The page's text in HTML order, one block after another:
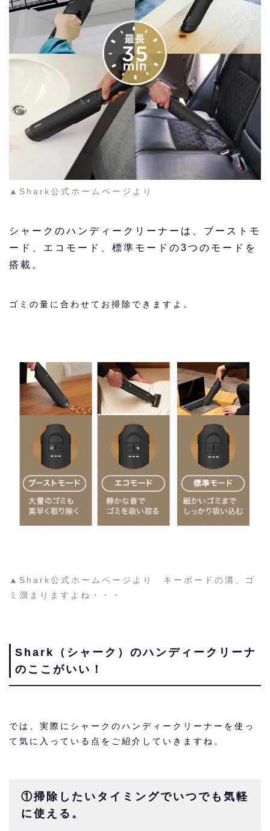
▲Shark公式ホームページより
シャークのハンディークリーナーは、ブーストモ
ード、エコモード、標準モードの3つのモードを
搭載。
ゴミの量に合わせてお掃除できますよ。
▲Shark公式ホームページより キーボードの溝、ゴ
ミ溜まりますよね・・・
Shark（シャーク）のハンディークリーナ
のここがいい！
では、実際にシャークのハンディークリーナーを使っ
て気に入っている点をご紹介していきますね。
①掃除したいタイミングでいつでも気軽
に使える。